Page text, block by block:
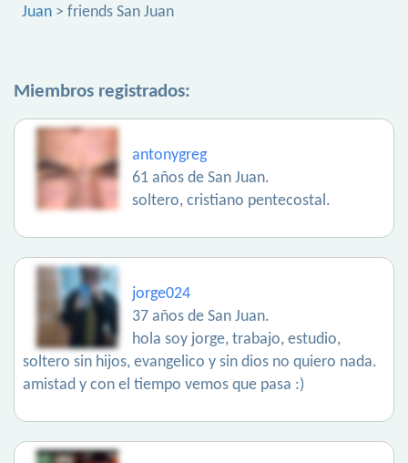
Juan > friends San Juan
Miembros registrados:
antonygreg
61 años de San Juan.
soltero, cristiano pentecostal.
jorge024
37 años de San Juan.
hola soy jorge, trabajo, estudio,
soltero sin hijos, evangelico y sin dios no quiero nada.
amistad y con el tiempo vemos que pasa :)